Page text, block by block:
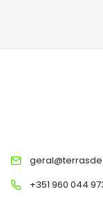
+351 960 044